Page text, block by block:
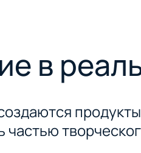
в
частью